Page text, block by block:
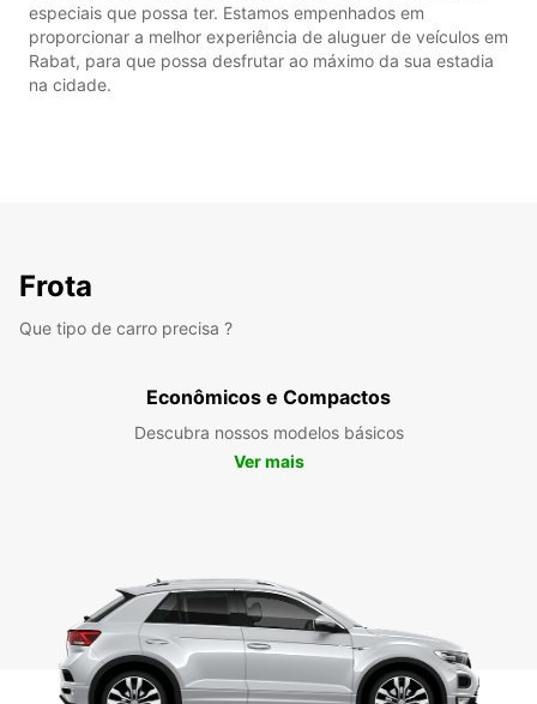
especiais que possa ter. Estamos empenhados em
proporcionar a melhor experiência de aluguer de veículos em
Rabat, para que possa desfrutar ao máximo da sua estadia
na cidade.
Frota
Que tipo de carro precisa ?
Econômicos e Compactos
Descubra nossos modelos básicos
Ver mais